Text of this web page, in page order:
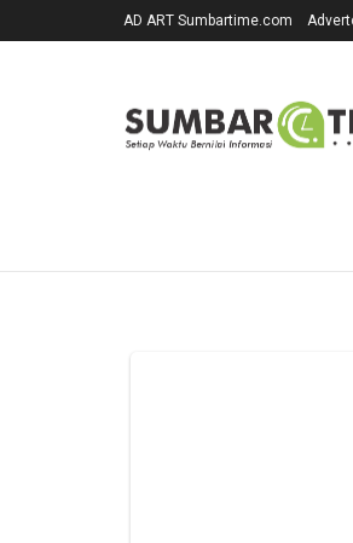
AD ART Sumbartime.com